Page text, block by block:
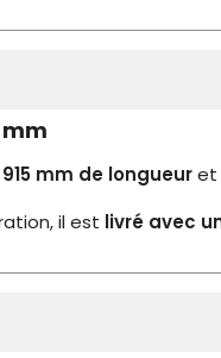
915 mm de longueuret
il est livré avec